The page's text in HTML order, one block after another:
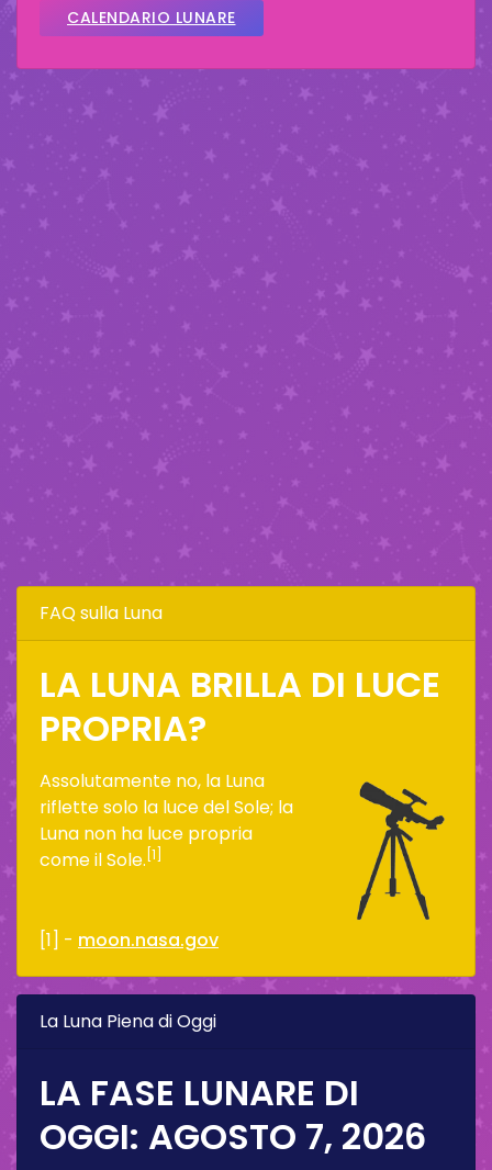
CALENDARIO LUNARE
FAQ sulla Luna
LA LUNA BRILLA DI LUCE
PROPRIA?
Assolutamente no, la Luna
riflette solo la luce del Sole; la
Luna non ha luce propria
come il Sole. [1]
[1] - moon.nasa.gov
La Luna Piena di Oggi
LA FASE LUNARE DI
OGGI: AGOSTO 7, 2026